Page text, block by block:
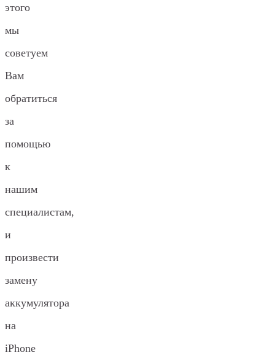
этого
мы
советуем
Вам
обратиться
за
помощью
к
нашим
специалистам,
и
произвести
замену
аккумулятора
на
iPhone